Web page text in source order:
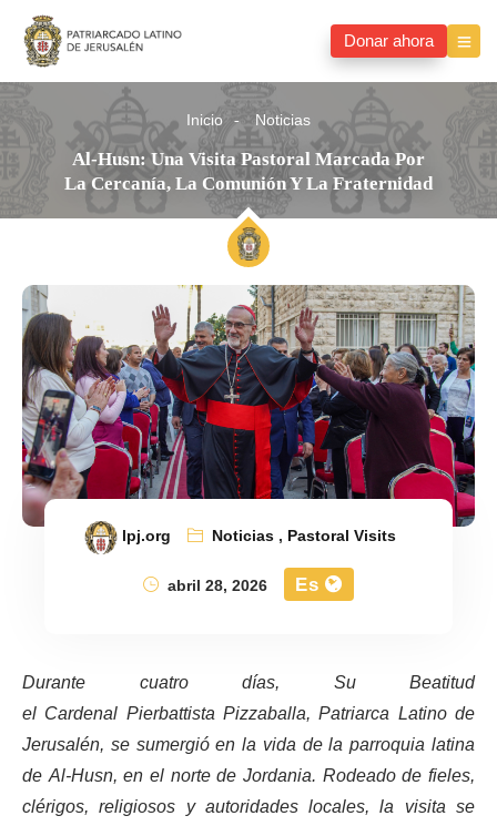
Donar ahora
Inicio Noticias
Al-Husn: Una Visita Pastoral Marcada Por
La Cercanía, La Comunión Y La Fraternidad
lpj.org Noticias, Pastoral Visits
abril 28, 2026
Es
Durante cuatro días, Su Beatitud
el Cardenal Pierbattista Pizzaballa, Patriarca Latino de
Jerusalén, se sumergió en la vida de la parroquia latina
de Al-Husn, en el norte de Jordania. Rodeado de fieles,
clérigos, religiosos y autoridades locales, la visita se